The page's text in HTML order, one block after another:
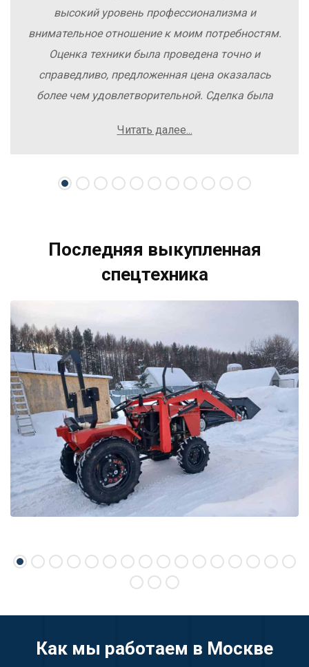
высокий уровень профессионализма и
внимательное отношение к моим потребностям.
Оценка техники была проведена точно и
справедливо, предложенная цена оказалась
более чем удовлетворительной. Сделка была
осложнений. Рекомендую компанию Excavator
свою спецтехнику.
Читать далее...
Последняя выкупленная
спецтехника
Как мы работаем в Москве